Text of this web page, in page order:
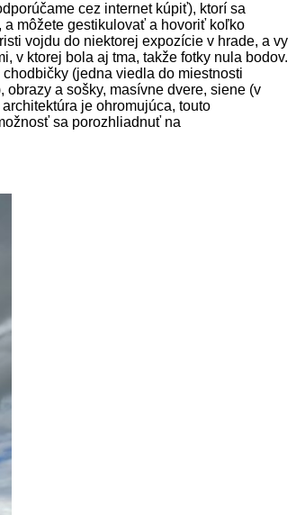
cez internet kúpiť), ktorí sa
môžete gestikulovať a hovoriť koľko
vojdu do niektorej expozície v hrade, a vy
v ktorej bola aj tma, takže fotky nula bodov.
(jedna viedla do miestnosti
a sošky, masívne dvere, siene (v
je ohromujúca, touto
sa porozhliadnuť na